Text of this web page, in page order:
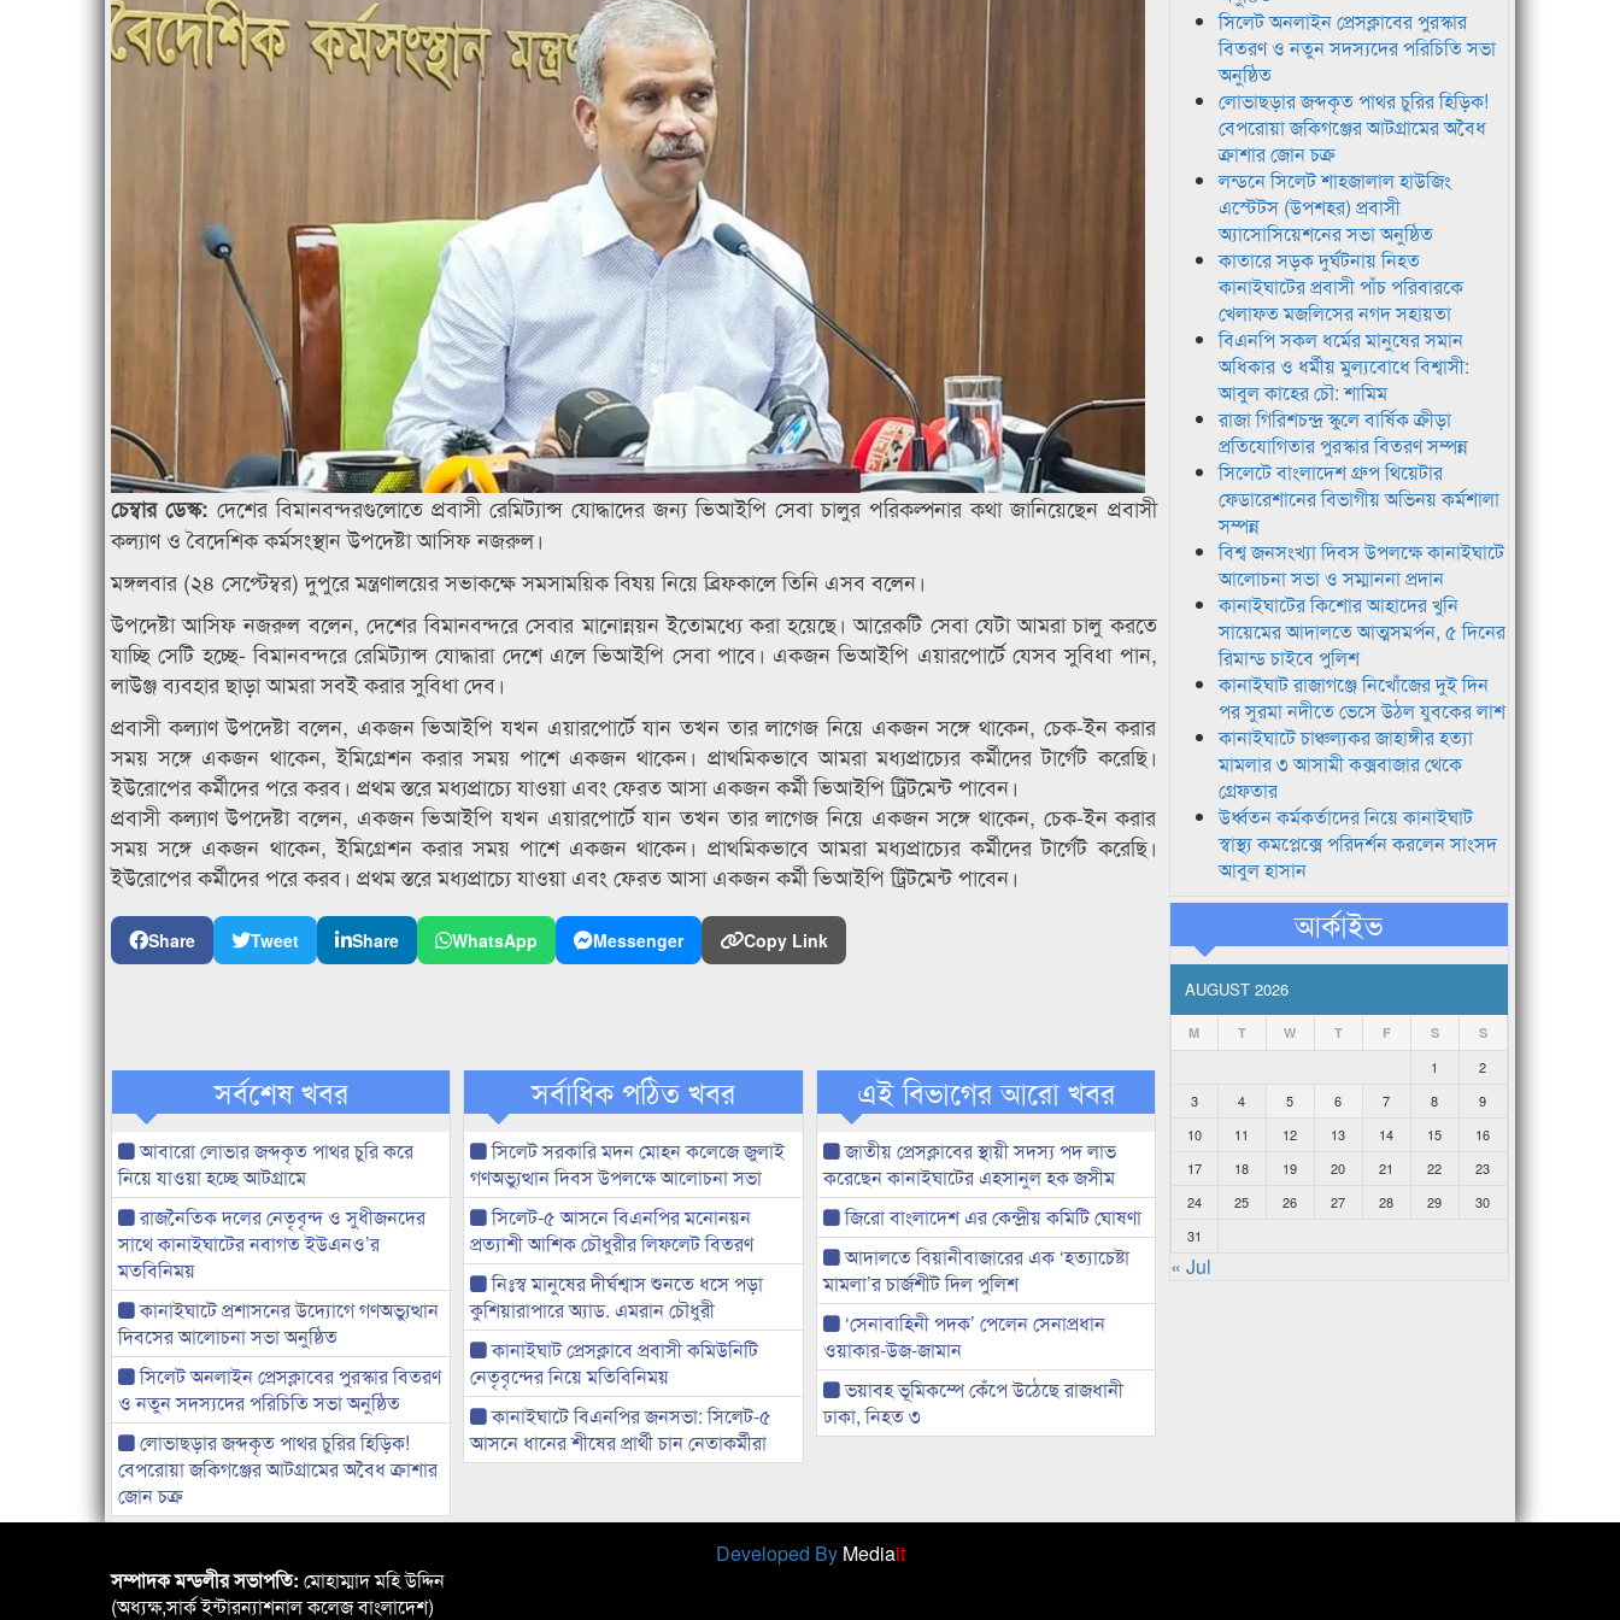
চেম্বার ডেস্ক:দেশের বিমানবন্দরগুলোতে প্রবাসী রেমিট্যান্স যোদ্ধাদের জন্য ভিআইপি সেবা চালুর পরিকল্পনার কথা জানিয়েছেন প্রবাসী
কল্যাণ ও বৈদেশিক কর্মসংস্থান উপদেষ্টা আসিফ নজরুল।
মঙ্গলবার (২৪ সেপ্টেম্বর) দুপুরে মন্ত্রণালয়ের সভাকক্ষে সমসাময়িক বিষয় নিয়ে ব্রিফকালে তিনি এসব বলেন।
উপদেষ্টা আসিফ নজরুল বলেন, দেশের বিমানবন্দরে সেবার মানোন্নয়ন ইতোমধ্যে করা হয়েছে। আরেকটি সেবা যেটা আমরা চালু করতে
যাচ্ছি সেটি হচ্ছে- বিমানবন্দরে রেমিট্যান্স যোদ্ধারা দেশে এলে ভিআইপি সেবা পাবে। একজন ভিআইপি এয়ারপোর্টে যেসব সুবিধা পান,
লাউঞ্জ ব্যবহার ছাড়া আমরা সবই করার সুবিধা দেব।
প্রবাসী কল্যাণ উপদেষ্টা বলেন, একজন ভিআইপি যখন এয়ারপোর্টে যান তখন তার লাগেজ নিয়ে একজন সঙ্গে থাকেন, চেক-ইন করার
সময় সঙ্গে একজন থাকেন, ইমিগ্রেশন করার সময় পাশে একজন থাকেন। প্রাথমিকভাবে আমরা মধ্যপ্রাচ্যের কর্মীদের টার্গেট করেছি।
ইউরোপের কর্মীদের পরে করব। প্রথম স্তরে মধ্যপ্রাচ্যে যাওয়া এবং ফেরত আসা একজন কর্মী ভিআইপি ট্রিটমেন্ট পাবেন।
প্রবাসী কল্যাণ উপদেষ্টা বলেন, একজন ভিআইপি যখন এয়ারপোর্টে যান তখন তার লাগেজ নিয়ে একজন সঙ্গে থাকেন, চেক-ইন করার
সময় সঙ্গে একজন থাকেন, ইমিগ্রেশন করার সময় পাশে একজন থাকেন। প্রাথমিকভাবে আমরা মধ্যপ্রাচ্যের কর্মীদের টার্গেট করেছি।
ইউরোপের কর্মীদের পরে করব। প্রথম স্তরে মধ্যপ্রাচ্যে যাওয়া এবং ফেরত আসা একজন কর্মী ভিআইপি ট্রিটমেন্ট পাবেন।
Share Tweet Share WhatsApp Messenger Copy Link
সর্বশেষ খবর
আবারো লোভার জব্দকৃত পাথর চুরি করে
নিয়ে যাওয়া হচ্ছে আটগ্রামে
রাজনৈতিক দলের নেতৃবৃন্দ ও সুধীজনদের
সাথে কানাইঘাটের নবাগত ইউএনও’র
মতবিনিময়
কানাইঘাটে প্রশাসনের উদ্যোগে গণঅভ্যুত্থান
দিবসের আলোচনা সভা অনুষ্ঠিত
সিলেট অনলাইন প্রেসক্লাবের পুরস্কার বিতরণ
ও নতুন সদস্যদের পরিচিতি সভা অনুষ্ঠিত
লোভাছড়ার জব্দকৃত পাথর চুরির হিড়িক!
বেপরোয়া জকিগঞ্জের আটগ্রামের অবৈধ ক্রাশার
জোন চক্র
সর্বাধিক পঠিত খবর
সিলেট সরকারি মদন মোহন কলেজে জুলাই
গণঅভ্যুত্থান দিবস উপলক্ষে আলোচনা সভা
সিলেট-৫ আসনে বিএনপির মনোনয়ন
প্রত্যাশী আশিক চৌধুরীর লিফলেট বিতরণ
নিঃস্ব মানুষের দীর্ঘশ্বাস শুনতে ধসে পড়া
কুশিয়ারাপারে অ্যাড. এমরান চৌধুরী
কানাইঘাট প্রেসক্লাবে প্রবাসী কমিউনিটি
নেতৃবৃন্দের নিয়ে মতিবিনিময়
কানাইঘাটে বিএনপির জনসভা: সিলেট-৫
আসনে ধানের শীষের প্রার্থী চান নেতাকর্মীরা
এই বিভাগের আরো খবর
জাতীয় প্রেসক্লাবের স্থায়ী সদস্য পদ লাভ
করেছেন কানাইঘাটের এহসানুল হক জসীম
জিরো বাংলাদেশ এর কেন্দ্রীয় কমিটি ঘোষণা
আদালতে বিয়ানীবাজারের এক ‘হত্যাচেষ্টা
মামলা’র চার্জশীট দিল পুলিশ
‘সেনাবাহিনী পদক’ পেলেন সেনাপ্রধান
ওয়াকার-উজ-জামান
ভয়াবহ ভূমিকম্পে কেঁপে উঠেছে রাজধানী
ঢাকা, নিহত ৩
সিলেট অনলাইন প্রেসক্লাবের পুরস্কার
বিতরণ ও নতুন সদস্যদের পরিচিতি সভা
অনুষ্ঠিত
লোভাছড়ার জব্দকৃত পাথর চুরির হিড়িক!
বেপরোয়া জকিগঞ্জের আটগ্রামের অবৈধ
ক্রাশার জোন চক্র
লন্ডনে সিলেট শাহজালাল হাউজিং
এস্টেটস (উপশহর) প্রবাসী
অ্যাসোসিয়েশনের সভা অনুষ্ঠিত
কাতারে সড়ক দুর্ঘটনায় নিহত
কানাইঘাটের প্রবাসী পাঁচ পরিবারকে
খেলাফত মজলিসের নগদ সহায়তা
বিএনপি সকল ধর্মের মানুষের সমান
অধিকার ও ধর্মীয় মুল্যবোধে বিশ্বাসী:
আবুল কাহের চৌ: শামিম
রাজা গিরিশচন্দ্র স্কুলে বার্ষিক ক্রীড়া
প্রতিযোগিতার পুরস্কার বিতরণ সম্পন্ন
সিলেটে বাংলাদেশ গ্রুপ থিয়েটার
ফেডারেশানের বিভাগীয় অভিনয় কর্মশালা
সম্পন্ন
বিশ্ব জনসংখ্যা দিবস উপলক্ষে কানাইঘাটে
আলোচনা সভা ও সম্মাননা প্রদান
কানাইঘাটের কিশোর আহাদের খুনি
সায়েমের আদালতে আত্মসমর্পন, ৫ দিনের
রিমান্ড চাইবে পুলিশ
কানাইঘাট রাজাগঞ্জে নিখোঁজের দুই দিন
পর সুরমা নদীতে ভেসে উঠল যুবকের লাশ
কানাইঘাটে চাঞ্চল্যকর জাহাঙ্গীর হত্যা
মামলার ৩ আসামী কক্সবাজার থেকে
গ্রেফতার
উর্ধ্বতন কর্মকর্তাদের নিয়ে কানাইঘাট
স্বাস্থ্য কমপ্লেক্সে পরিদর্শন করলেন সাংসদ
আবুল হাসান
আর্কাইভ
AUGUST 2026
M T W T F S S
1
2
3
4 5 6 7 8
9
10
11 12 13 14 15
16
17
18 19 20 21 22
23
24
25 26 27 28 29
30
31
« Jul
Developed By Mediait
সম্পাদক মন্ডলীর সভাপতি: মোহাম্মাদ মহি উদ্দিন
(অধ্যক্ষ,সার্ক ইন্টারন্যাশনাল কলেজ বাংলাদেশ)